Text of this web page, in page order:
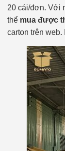
20 cái/đơn. Với
thể mua được
carton trên web.